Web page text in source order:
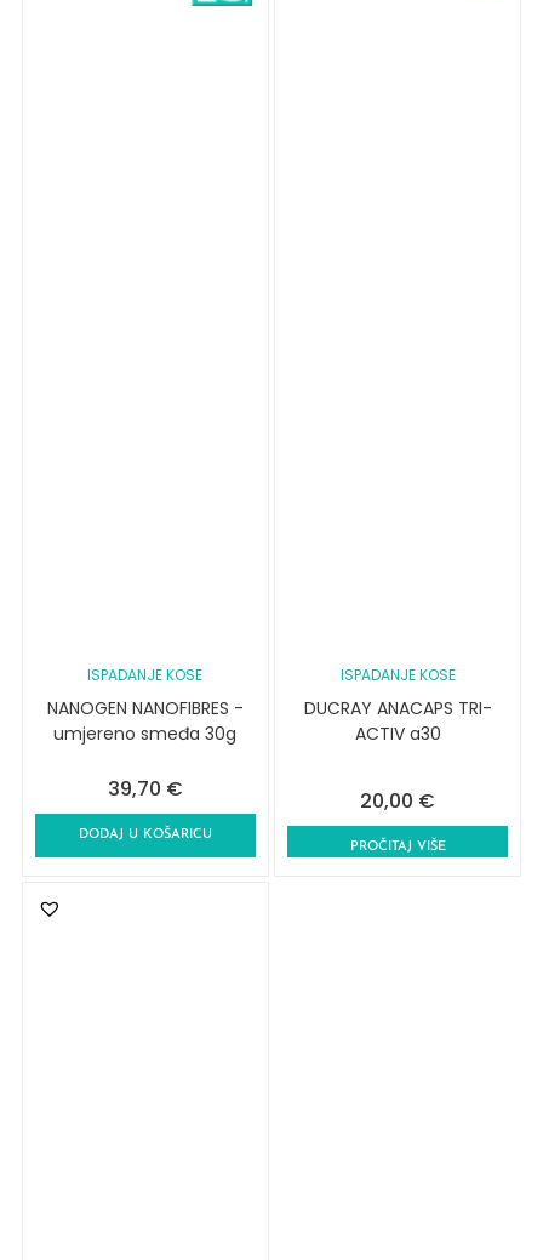
ISPADANJE KOSE
NANOGEN NANOFIBRES -
umjereno smeđa 30g
39,70 €
DODAJ U KOŠARICU
ISPADANJE KOSE
DUCRAY ANACAPS TRI-
ACTIV a30
20,00 €
PROČITAJ VIŠE